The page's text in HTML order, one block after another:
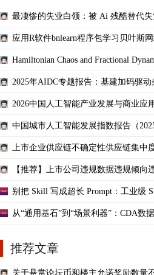
最凄惨的失业白领：被 Ai 残酷替代失
应用R软件bnlearn程序包学习贝叶斯
Hamiltonian Chaos and Fractional
2025年AIDC专题报告：基建加码驱动
2026中国人工智能产业发展与商业应
中国城市人工智能发展指数报告（
上市企业供应链不确定性供应链集中
【推荐】上市公司违规数据违规倾向
别把 Skill 写成超长 Prompt：工业级
从“通用基石”到“场景利器”：CDA数据
推荐文章
关于悬赏论坛币和楼主允诺奖励数量